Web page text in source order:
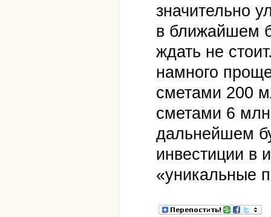
значительно
в ближайшем
ждать не
намного
сметами 200
сметами 6
дальнейшем
инвестиции в
«уникальные